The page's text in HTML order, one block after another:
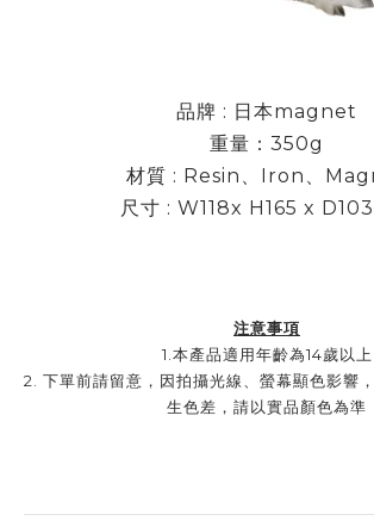
品牌 : 日本magnet
重量：350g
材質 : Resin、Iron、
尺寸 : W118x H165 x
注意事項
1. 本產品適用年齡為14歲以上
2. 下單前請留意，因拍攝光線、螢幕顯色影響
生色差，請以實品顏色為準